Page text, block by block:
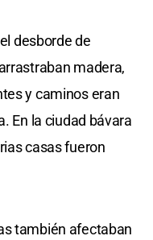
desborde de
madera,
y caminos eran
En la ciudad bávara
casas fueron
también afectaban